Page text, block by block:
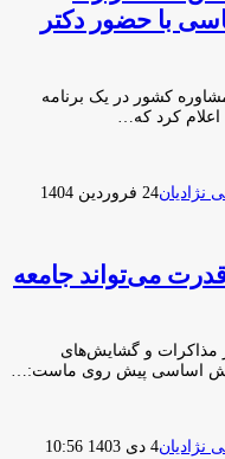
با حضور دکتر
کشور در یک برنامه
کرد که…
24 فروردین 1404
می‌تواند جامعه
مذاکرات و گشایش‌های
اساسی پیش روی ماست:…
4 دی 1403 10:56